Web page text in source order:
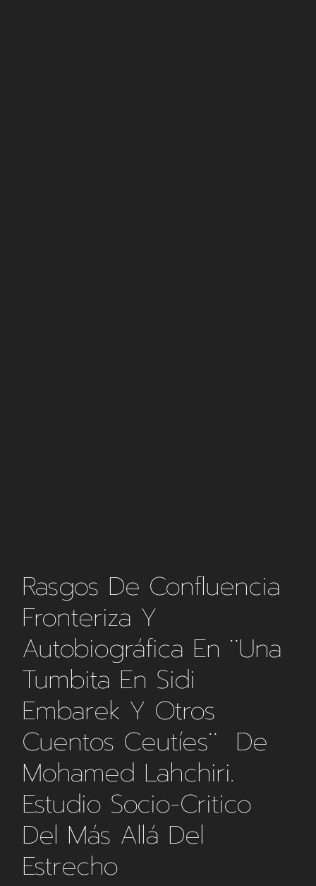
Rasgos De Confluencia
Fronteriza Y
Autobiográfica En ¨Una
Tumbita En Sidi
Embarek Y Otros
Cuentos Ceutíes¨ De
Mohamed Lahchiri.
Estudio Socio-Critico
Del Más Allá Del
Estrecho